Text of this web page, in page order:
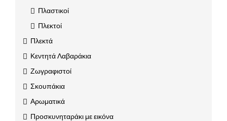
Πλαστικοί
Πλεκτοί
Πλεκτά
Κεντητά Λαβαράκια
Ζωγραφιστοί
Σκουπάκια
Αρωματικά
Προσκυνηταράκι με εικόνα